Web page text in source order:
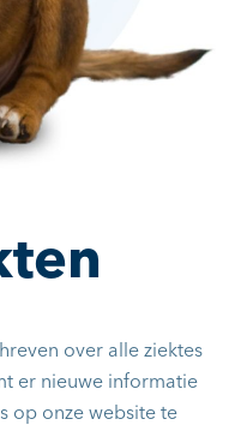
over alle ziektes
er nieuwe informatie
op onze website te